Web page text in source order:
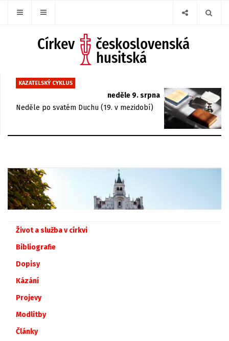
KAZATELSKÝ CYKLUS
neděle 9. srpna
Neděle po svatém Duchu (19. v mezidobí)
Život a služba v církvi
Bibliografie
Dopisy
Kázání
Projevy
Modlitby
Články